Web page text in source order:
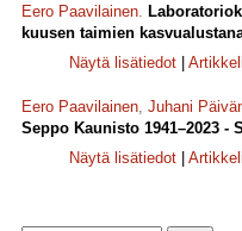
Eero Paavilainen.
kuusen taimien
Näytä lisätiedot
Eero Paavilainen, Juhani
Seppo Kaunisto 1941–2023
Näytä lisätiedot